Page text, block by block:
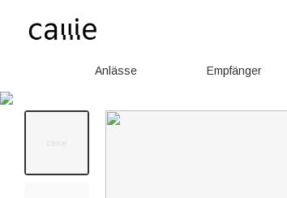
Anlässe Empfänger